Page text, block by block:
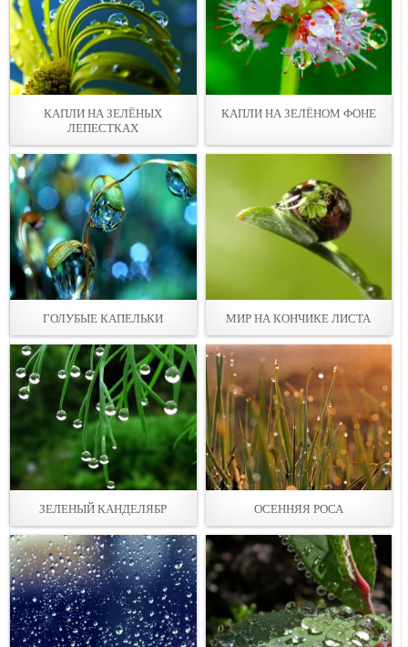
КАПЛИ НА ЗЕЛЁНЫХ
ЛЕПЕСТКАХ
КАПЛИ НА ЗЕЛЁНОМ ФОНЕ
ГОЛУБЫЕ КАПЕЛЬКИ МИР НА КОНЧИКЕ ЛИСТА
ЗЕЛЕНЫЙ КАНДЕЛЯБР ОСЕННЯЯ РОСА